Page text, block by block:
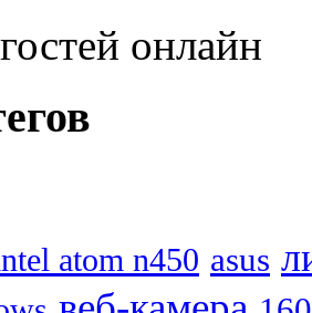
онлайн
atom n450 asus